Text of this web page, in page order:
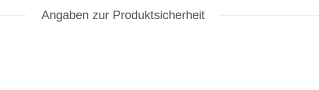
Angaben zur Produktsicherheit